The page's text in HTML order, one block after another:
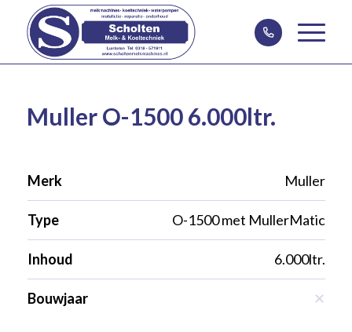
Muller O-1500 6.000ltr.
Merk Muller
Type O-1500 met MullerMatic
Inhoud 6.000ltr.
Bouwjaar ✕